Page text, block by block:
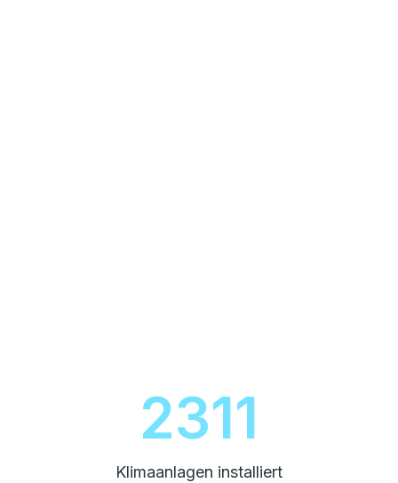
2600
Klimaanlagen installiert